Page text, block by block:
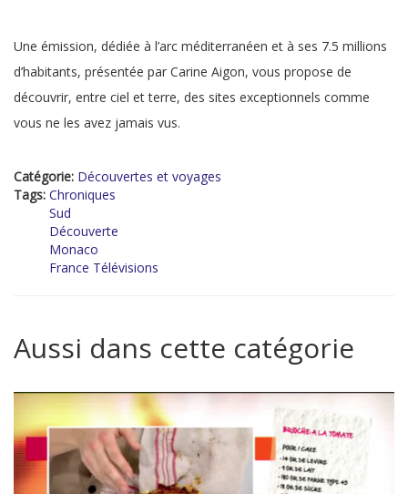
Une émission, dédiée à l’arc méditerranéen et à ses 7.5 millions
d’habitants, présentée par Carine Aigon, vous propose de
découvrir, entre ciel et terre, des sites exceptionnels comme
vous ne les avez jamais vus.
Catégorie: Découvertes et voyages
Tags: Chroniques
Sud
Découverte
Monaco
France Télévisions
Aussi dans cette catégorie